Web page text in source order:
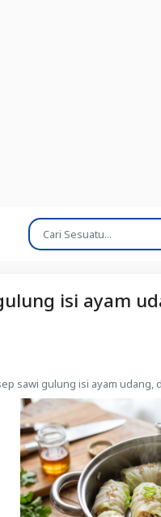
isi ayam
sawi gulung isi ayam